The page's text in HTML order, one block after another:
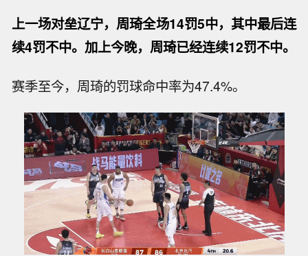
上一场对垒辽宁，周琦全场14罚5中，其中最后连
续4罚不中。加上今晚，周琦已经连续12罚不中。
赛季至今，周琦的罚球命中率为47.4%。